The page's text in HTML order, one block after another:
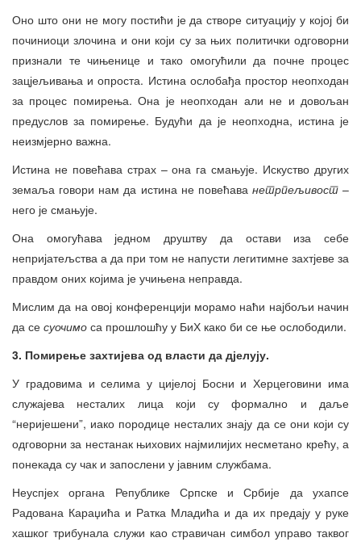
Оно што они не могу постићи је да створе ситуацију у којој би
починиоци злочина и они који су за њих политички одговорни
признали те чињенице и тако омогућили да почне процес
зацјељивања и опроста. Истина ослобађа простор неопходан
за процес помирења. Она је неопходан али не и довољан
предуслов за помирење. Будући да је неопходна, истина је
неизмјерно важна.
Истина не повећава страх – она га смањује. Искуство других
земаља говори нам да истина не повећава нетрпељивост–
него је смањује.
Она омогућава једном друштву да остави иза себе
непријатељства а да при том не напусти легитимне захтјеве за
правдом оних којима је учињена неправда.
Мислим да на овој конференцији морамо наћи најбољи начин
да се суочимо са прошлошћу у БиХ како би се ње ослободили.
3. Помирење захтијева од власти да дјелују.
У градовима и селима у цијелој Босни и Херцеговини има
служајева несталих лица који су формално и даље
“неријешени”, иако породице несталих знају да се они који су
одговорни за нестанак њихових најмилијих несметано крећу, а
понекада су чак и запослени у јавним службама.
Неуспјех органа Републике Српске и Србије да ухапсе
Радована Караџића и Ратка Младића и да их предају у руке
хашког трибунала служи као стравичан симбол управо таквог